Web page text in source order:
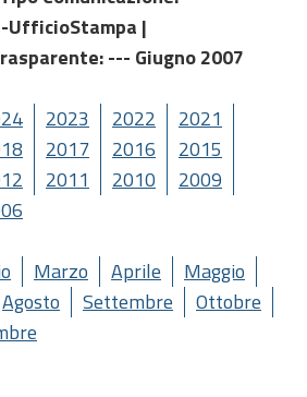
UfficioStampa |
: --- Giugno 2007
2023 2022
2021
2017 2016
2015
2011 2010
2009
Marzo Aprile
Maggio
Agosto Settembre
Ottobre